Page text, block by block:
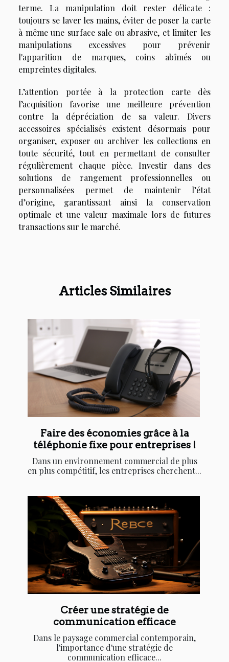
terme. La manipulation doit rester délicate :
toujours se laver les mains, éviter de poser la carte
à même une surface sale ou abrasive, et limiter les
manipulations excessives pour prévenir
l'apparition de marques, coins abîmés ou
empreintes digitales.
L’attention portée à la protection carte dès
l’acquisition favorise une meilleure prévention
contre la dépréciation de sa valeur. Divers
accessoires spécialisés existent désormais pour
organiser, exposer ou archiver les collections en
toute sécurité, tout en permettant de consulter
régulièrement chaque pièce. Investir dans des
solutions de rangement professionnelles ou
personnalisées permet de maintenir l’état
d’origine, garantissant ainsi la conservation
optimale et une valeur maximale lors de futures
transactions sur le marché.
Articles Similaires
Faire des économies grâce à la
téléphonie fixe pour entreprises !
Dans un environnement commercial de plus
en plus compétitif, les entreprises cherchent...
Créer une stratégie de
communication efficace
Dans le paysage commercial contemporain,
l'importance d'une stratégie de
communication efficace...